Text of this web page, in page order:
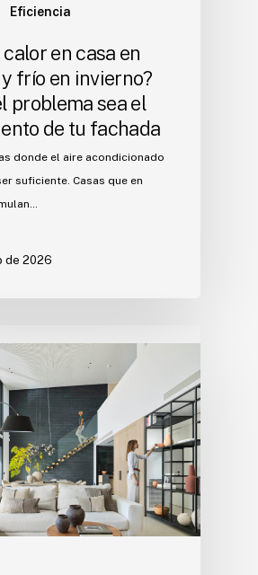
Eficiencia
calor en casa en
frío en invierno?
problema sea el
de tu fachada
donde el aire acondicionado
suficiente. Casas que en
de 2026